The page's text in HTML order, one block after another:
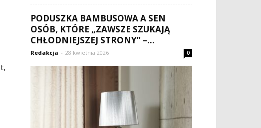
PODUSZKA BAMBUSOWA A SEN
OSÓB, KTÓRE „ZAWSZE SZUKAJĄ
CHŁODNIEJSZEJ STRONY” –...
Redakcja - 28 kwietnia 2026 0